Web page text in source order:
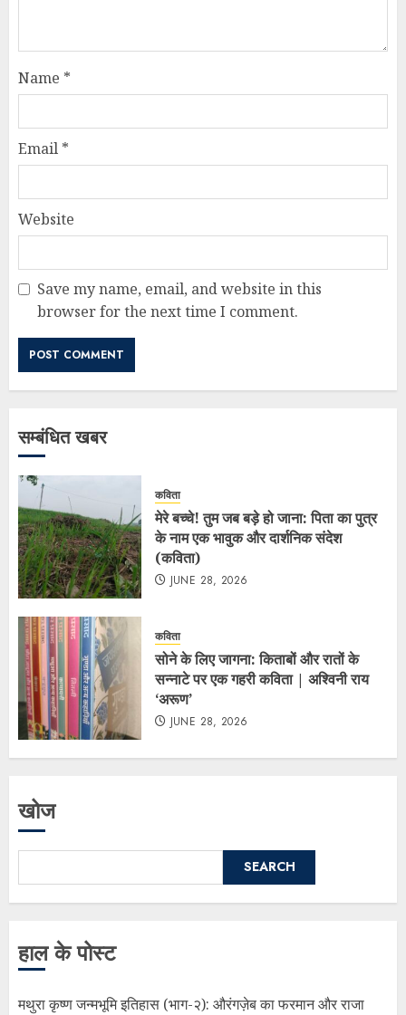
Name *
Email *
Website
Save my name, email, and website in this
browser for the next time I comment.
सम्बंधित खबर
कविता
मेरे बच्चे! तुम जब बड़े हो जाना: पिता का पुत्र
के नाम एक भावुक और दार्शनिक संदेश
(कविता)
JUNE 28, 2026
कविता
सोने के लिए जागना: किताबों और रातों के
सन्नाटे पर एक गहरी कविता | अश्विनी राय
‘अरूण’
JUNE 28, 2026
खोज
SEARCH
हाल के पोस्ट
मथुरा कृष्ण जन्मभूमि इतिहास (भाग-२): औरंगज़ेब का फरमान और राजा